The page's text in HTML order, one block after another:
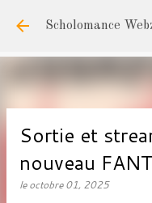
Accéder
Scholomance
Sortie et
nouveau
leoctobre 01, 2025